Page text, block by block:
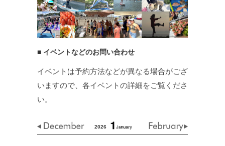
■ イベントなどのお問い合わせ
イベントは予約方法などが異なる場合がござ
いますので、各イベントの詳細をご覧くださ
い。
2026